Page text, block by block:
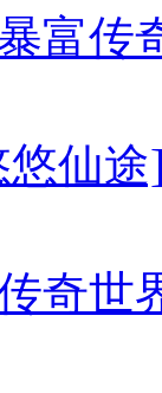
暴富
悠仙
传奇